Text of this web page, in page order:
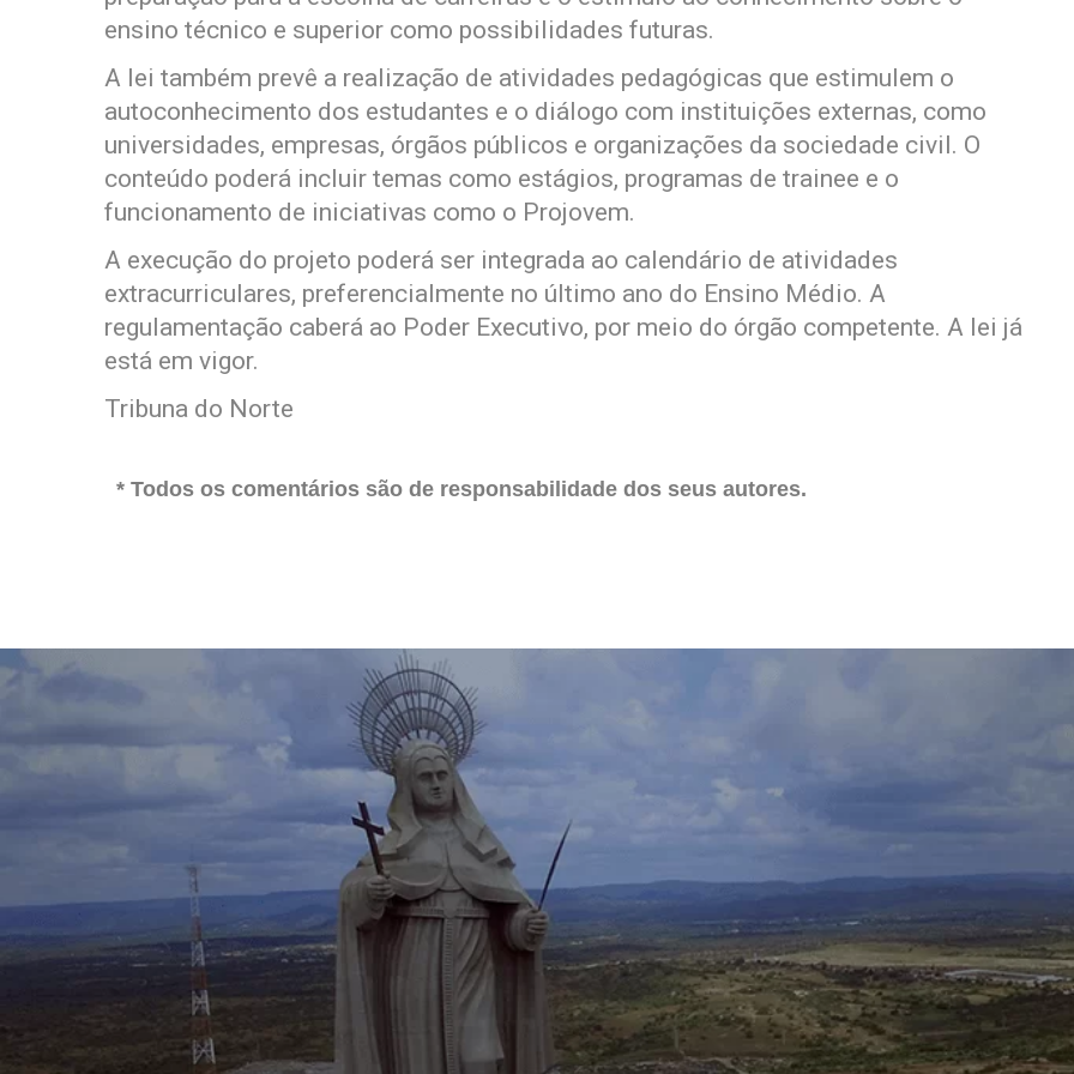
ensino técnico e superior como possibilidades futuras.
A lei também prevê a realização de atividades pedagógicas que estimulem o
autoconhecimento dos estudantes e o diálogo com instituições externas, como
universidades, empresas, órgãos públicos e organizações da sociedade civil. O
conteúdo poderá incluir temas como estágios, programas de trainee e o
funcionamento de iniciativas como o Projovem.
A execução do projeto poderá ser integrada ao calendário de atividades
extracurriculares, preferencialmente no último ano do Ensino Médio. A
regulamentação caberá ao Poder Executivo, por meio do órgão competente. A lei já
está em vigor.
Tribuna do Norte
* Todos os comentários são de responsabilidade dos seus autores.